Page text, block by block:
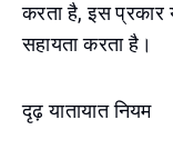
करता है, इस प्रकार
सहायता करता है।
दृढ़ यातायात नियम